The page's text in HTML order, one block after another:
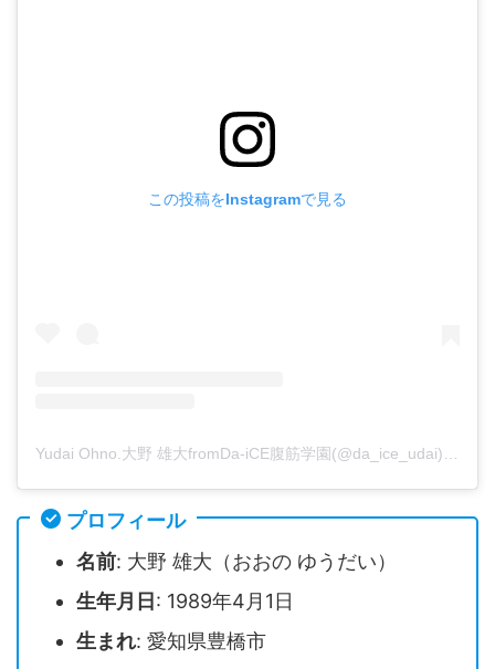
この投稿をInstagramで見る
Yudai Ohno.大野 雄大fromDa-iCE腹筋学園(@da_ice_udai)がシェアした投稿
プロフィール
名前: 大野 雄大（おおの ゆうだい）
生年月日 : 1989年4月1日
生まれ: 愛知県豊橋市